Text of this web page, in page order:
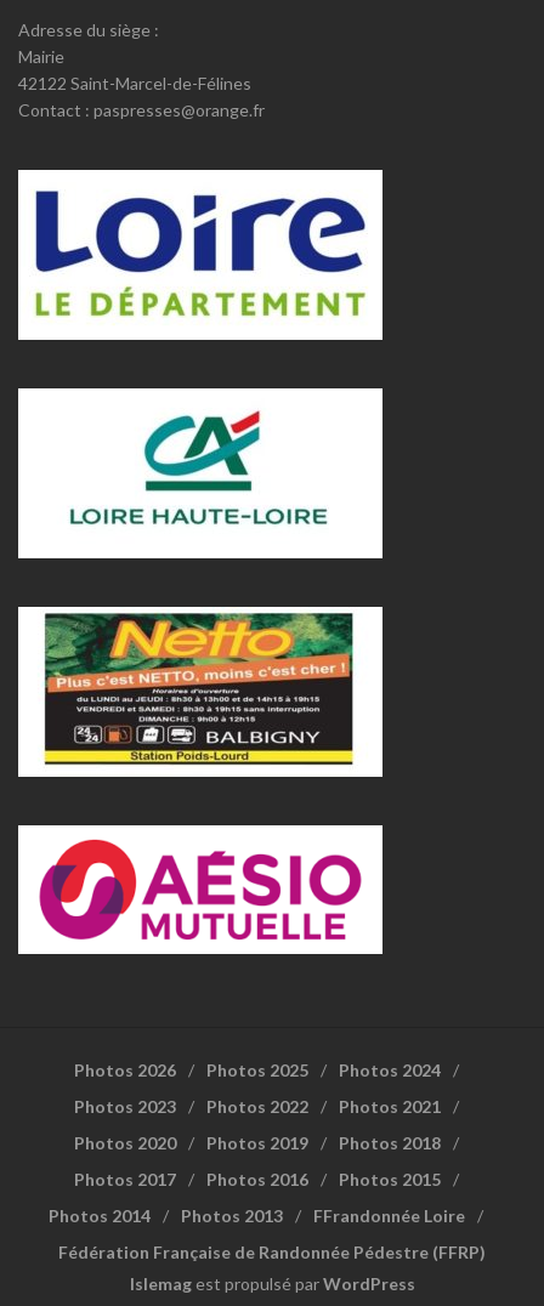
Adresse du siège :
Mairie
42122 Saint-Marcel-de-Félines
Contact : paspresses@orange.fr
Photos 2026 Photos 2025
Photos 2024
Photos 2023
Photos 2022
Photos 2021
Photos 2020
Photos 2019
Photos 2018
Photos 2017
Photos 2016
Photos 2015
Photos 2014
Photos 2013
FFrandonnée Loire
Fédération Française de Randonnée Pédestre (FFRP)
Islemagest propulsé parWordPress